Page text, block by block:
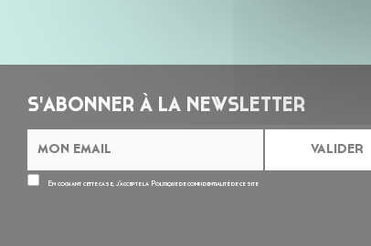
S'ABONNER À LA NEWSLETTER
En cochant cette case, j’accepte la Politique de confidentialitéde ce site